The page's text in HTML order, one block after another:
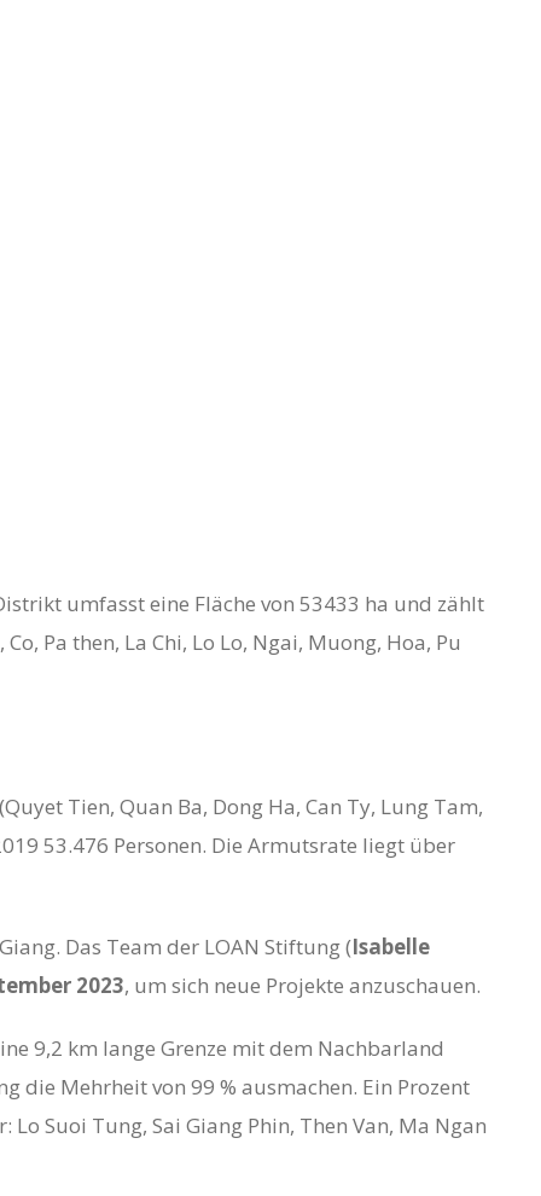
umfasst eine Fläche von 53433 ha und zählt
Pa then, La Chi, Lo Lo, Ngai, Muong, Hoa, Pu
Tien, Quan Ba, Dong Ha, Can Ty, Lung Tam,
53.476 Personen. Die Armutsrate liegt über
Das Team der LOAN Stiftung (Isabelle
2023, um sich neue Projekte anzuschauen.
9,2 km lange Grenze mit dem Nachbarland
die Mehrheit von 99 % ausmachen. Ein Prozent
Suoi Tung, Sai Giang Phin, Then Van, Ma Ngan